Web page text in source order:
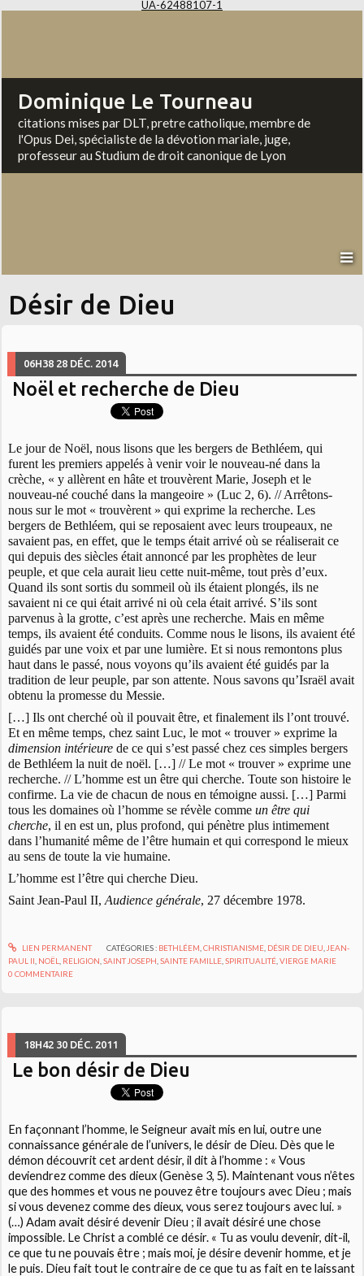
UA-62488107-1
Dominique Le Tourneau
citations mises par DLT, pretre catholique, membre de
l'Opus Dei, spécialiste de la dévotion mariale, juge,
professeur au Studium de droit canonique de Lyon
Désir de Dieu
06H38 28 DÉC. 2014
Noël et recherche de Dieu
Le jour de Noël, nous lisons que les bergers de Bethléem, qui
furent les premiers appelés à venir voir le nouveau-né dans la
crèche, « y allèrent en hâte et trouvèrent Marie, Joseph et le
nouveau-né couché dans la mangeoire » (Luc 2, 6). // Arrêtons-
nous sur le mot « trouvèrent » qui exprime la recherche. Les
bergers de Bethléem, qui se reposaient avec leurs troupeaux, ne
savaient pas, en effet, que le temps était arrivé où se réaliserait ce
qui depuis des siècles était annoncé par les prophètes de leur
peuple, et que cela aurait lieu cette nuit-même, tout près d’eux.
Quand ils sont sortis du sommeil où ils étaient plongés, ils ne
savaient ni ce qui était arrivé ni où cela était arrivé. S’ils sont
parvenus à la grotte, c’est après une recherche. Mais en même
temps, ils avaient été conduits. Comme nous le lisons, ils avaient été
guidés par une voix et par une lumière. Et si nous remontons plus
haut dans le passé, nous voyons qu’ils avaient été guidés par la
tradition de leur peuple, par son attente. Nous savons qu’Israël avait
obtenu la promesse du Messie.
[…] Ils ont cherché où il pouvait être, et finalement ils l’ont trouvé.
Et en même temps, chez saint Luc, le mot « trouver » exprime la
dimension intérieure de ce qui s’est passé chez ces simples bergers
de Bethléem la nuit de noël. […] // Le mot « trouver » exprime une
recherche. // L’homme est un être qui cherche. Toute son histoire le
confirme. La vie de chacun de nous en témoigne aussi. […] Parmi
tous les domaines où l’homme se révèle commeun être qui
cherche, il en est un, plus profond, qui pénètre plus intimement
dans l’humanité même de l’être humain et qui correspond le mieux
au sens de toute la vie humaine.
L’homme est l’être qui cherche Dieu.
Saint Jean-Paul II,Audience générale, 27 décembre 1978.
LIEN PERMANENT CATÉGORIES : BETHLÉEM CHRISTIANISME, DÉSIR DE DIEU JEAN-
PAUL II NOËL RELIGION ,SAINT JOSEPH ,SAINTE FAMILLE ,SPIRITUALITÉ ,VIERGE MARIE
0 COMMENTAIRE
18H42 30 DÉC. 2011
Le bon désir de Dieu
En façonnant l’homme, le Seigneur avait mis en lui, outre une
connaissance générale de l’univers, le désir de Dieu. Dès que le
démon découvrit cet ardent désir, il dit à l’homme : « Vous
deviendrez comme des dieux (Genèse 3, 5). Maintenant vous n’êtes
que des hommes et vous ne pouvez être toujours avec Dieu ; mais
si vous devenez comme des dieux, vous serez toujours avec lui. »
(…) Adam avait désiré devenir Dieu ; il avait désiré une chose
impossible. Le Christ a comblé ce désir. « Tu as voulu devenir, dit-il,
ce que tu ne pouvais être ; mais moi, je désire devenir homme, et je
le puis. Dieu fait tout le contraire de ce que tu as fait en te laissant